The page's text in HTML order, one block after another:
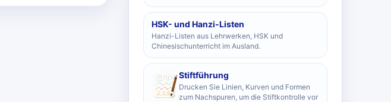
HSK- und Hanzi-Listen
Hanzi-Listen aus Lehrwerken, HSK und
Chinesischunterricht im Ausland.
Stiftführung
Drucken Sie Linien, Kurven und Formen
zum Nachspuren, um die Stiftkontrolle vor